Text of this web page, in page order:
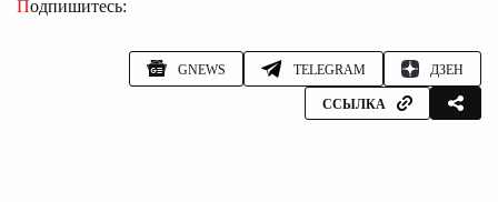
Подпишитесь:
GNEWS TELEGRAM ДЗЕН
ССЫЛКА